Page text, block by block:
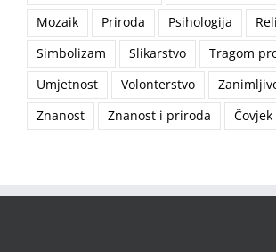
Mozaik
Priroda Psihologija
Simbolizam
Slikarstvo
Tragom
Umjetnost
Volonterstvo
Znanost
Znanost i priroda